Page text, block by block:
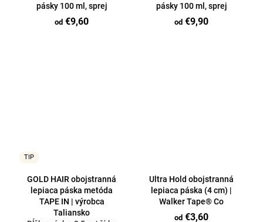
pásky 100 ml, sprej
od €9,60
pásky 100 ml, sprej
od €9,90
TIP
GOLD HAIR obojstranná
lepiaca páska metóda
TAPE IN | výrobca
Taliansko
Ultra Hold obojstranná
lepiaca páska (4 cm) |
Walker Tape® Co
od €3,60